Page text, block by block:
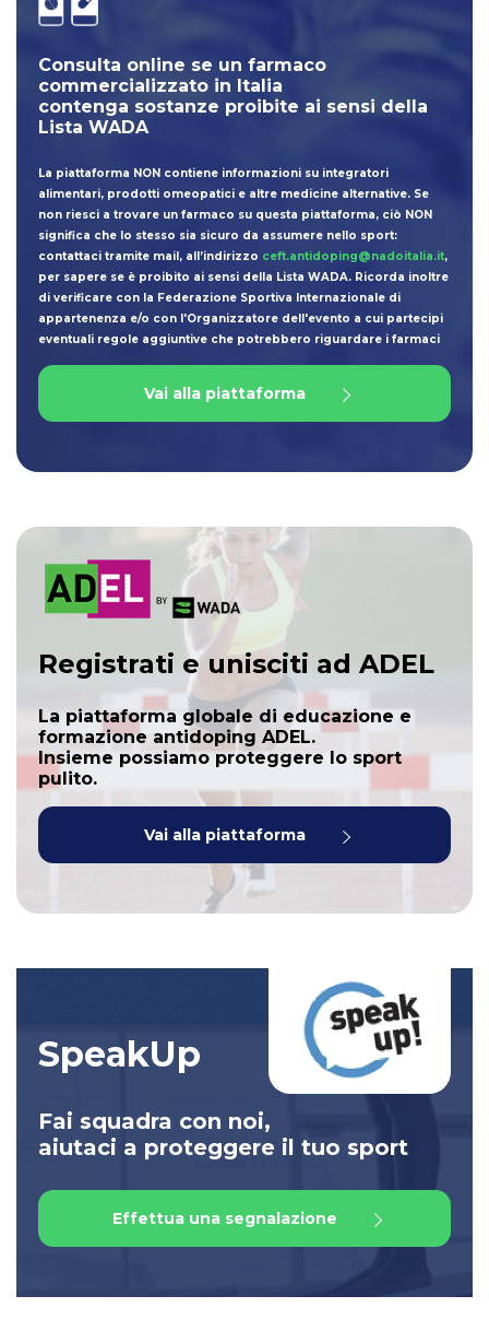
Consulta online se un farmaco
commercializzato in Italia
contenga sostanze proibite ai sensi della
Lista WADA
La piattaforma NON contiene informazioni su integratori
alimentari, prodotti omeopatici e altre medicine alternative. Se
non riesci a trovare un farmaco su questa piattaforma, ciò NON
significa che lo stesso sia sicuro da assumere nello sport:
contattaci tramite mail, all’indirizzo ceft.antidoping@nadoitalia.it,
per sapere se è proibito ai sensi della Lista WADA. Ricorda inoltre
di verificare con la Federazione Sportiva Internazionale di
appartenenza e/o con l'Organizzatore dell'evento a cui partecipi
eventuali regole aggiuntive che potrebbero riguardare i farmaci
Vai alla piattaforma
Registrati e unisciti ad ADEL
La piattaforma globale di educazione e
formazione antidoping ADEL.
Insieme possiamo proteggere lo sport
pulito.
Vai alla piattaforma
SpeakUp
Fai squadra con noi,
aiutaci a proteggere il tuo sport
Effettua una segnalazione